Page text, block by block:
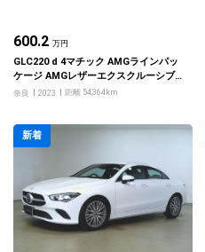
600.2 万円
GLC220 d 4マチック AMGラインパッ
ケージ AMGレザーエクスクルーシブ
パッケージ ドライバーズパッケージ
奈良 2023 距離 54,364km
新着